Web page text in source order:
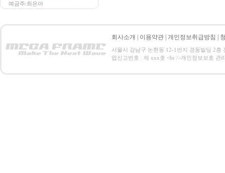
예금주:최은아
회사소개 이용약관 개인정보취급방침
서울시 강남구 논현동 12-1번지 경동빌딩 2
업신고번호 : 제 xxx호 <br />개인정보보호 관